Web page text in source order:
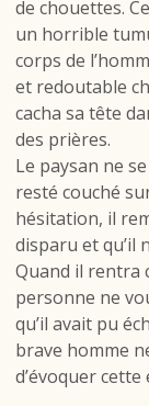
de chouettes.
un horrible
corps de
et redoutable
cacha sa tête
des prières.
Le paysan ne
resté couché
hésitation, il
disparu et qu’il
Quand il rentra
personne ne
qu’il avait pu
brave homme
d’évoquer